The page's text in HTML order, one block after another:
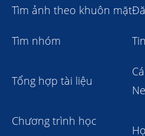
Tìm ảnh theo khuôn mặt
Tìm nhóm
Tổng hợp tài liệu
Chương trình học